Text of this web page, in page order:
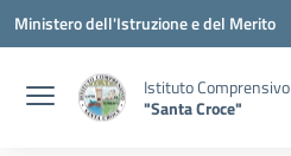
Vai ai contenuti
Vai al menu di navigazione
Vai al footer
Ministero dell'Istruzione e del Merito
Istituto Comprensivo
"Santa Croce"